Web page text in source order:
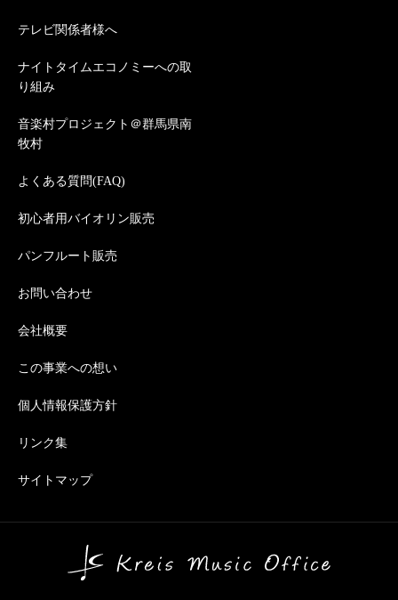
テレビ関係者様へ
ナイトタイムエコノミーへの取
り組み
音楽村プロジェクト＠群馬県南
牧村
よくある質問(FAQ)
初心者用バイオリン販売
パンフルート販売
お問い合わせ
会社概要
この事業への想い
個人情報保護方針
リンク集
サイトマップ